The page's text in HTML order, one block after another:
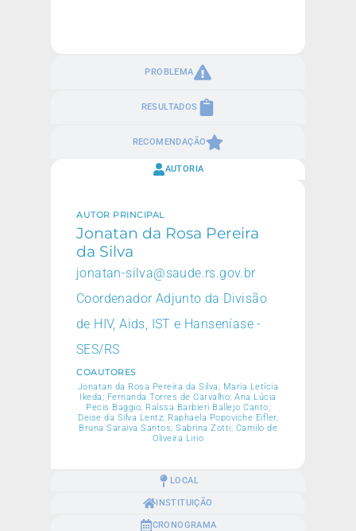
PROBLEMA
RESULTADOS
RECOMENDAÇÃO
AUTORIA
LOCAL
INSTITUIÇÃO
CRONOGRAMA
AUTOR PRINCIPAL
Jonatan da Rosa Pereira
da Silva
jonatan-silva@saude.rs.gov.br
Coordenador Adjunto da Divisão
de HIV, Aids, IST e Hanseníase -
SES/RS
COAUTORES
Jonatan da Rosa Pereira da Silva; Maria Letícia
Ikeda; Fernanda Torres de Carvalho; Ana Lúcia
Pecis Baggio; Raíssa Barbieri Ballejo Canto;
Deise da Silva Lentz; Raphaela Popoviche Eifler,
Bruna Saraiva Santos; Sabrina Zotti; Camilo de
Oliveira Lirio